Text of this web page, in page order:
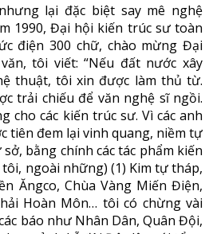
lại đặc biệt say mê nghệ
1990, Đại hội kiến trúc sư toàn
điện 300 chữ, chào mừng Đại
tôi viết: “Nếu đất nước xây
thuật, tôi xin được làm thủ từ.
trải chiếu để văn nghệ sĩ ngồi.
cho các kiến trúc sư. Vì các anh
tiên đem lại vinh quang, niềm tự
bằng chính các tác phẩm kiến
ngoài những) (1) Kim tự tháp,
Ăngco, Chùa Vàng Miến Điện,
Hoàn Môn… tôi có chừng vài
báo như Nhân Dân, Quân Đội,